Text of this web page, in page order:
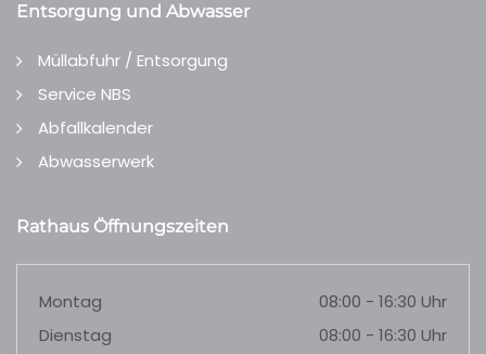
Entsorgung und Abwasser
Müllabfuhr / Entsorgung
Service NBS
Abfallkalender
Abwasserwerk
Rathaus Öffnungszeiten
Montag
08:00 - 16:30 Uhr
Dienstag
08:00 - 16:30 Uhr